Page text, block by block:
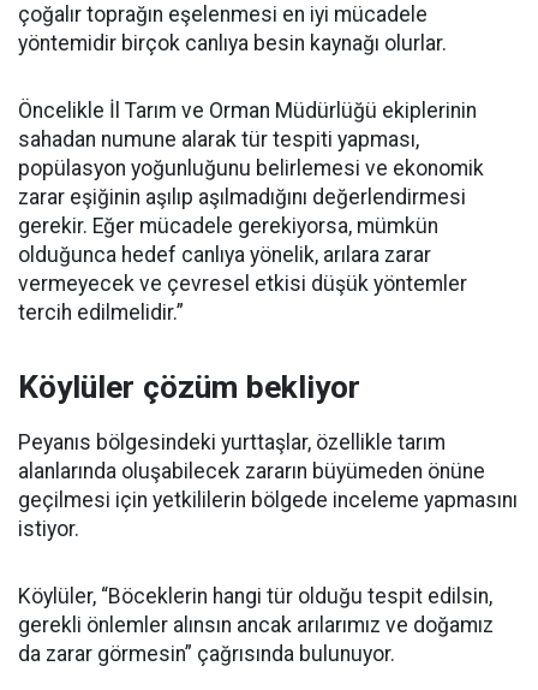
çoğalır toprağın eşelenmesi en iyi mücadele
yöntemidir birçok canlıya besin kaynağı olurlar.
Öncelikle İl Tarım ve Orman Müdürlüğü ekiplerinin
sahadan numune alarak tür tespiti yapması,
popülasyon yoğunluğunu belirlemesi ve ekonomik
zarar eşiğinin aşılıp aşılmadığını değerlendirmesi
gerekir. Eğer mücadele gerekiyorsa, mümkün
olduğunca hedef canlıya yönelik, arılara zarar
vermeyecek ve çevresel etkisi düşük yöntemler
tercih edilmelidir.”
Köylüler çözüm bekliyor
Peyanıs bölgesindeki yurttaşlar, özellikle tarım
alanlarında oluşabilecek zararın büyümeden önüne
geçilmesi için yetkililerin bölgede inceleme yapmasını
istiyor.
Köylüler, “Böceklerin hangi tür olduğu tespit edilsin,
gerekli önlemler alınsın ancak arılarımız ve doğamız
da zarar görmesin” çağrısında bulunuyor.